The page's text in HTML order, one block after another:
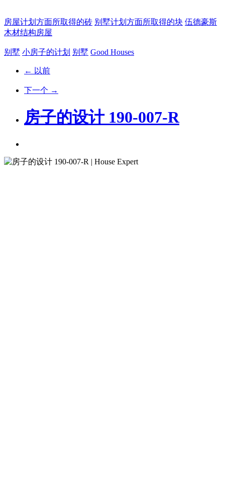
房屋计划方面所取得的砖 别墅计划方面所取得的块 伍德豪斯
木材结构房屋
别墅 小房子的计划 别墅 Good Houses
← 以前
下一个 →
房子的设计 190-007-R